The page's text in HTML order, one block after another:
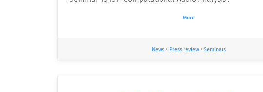
More
News • Press review • Seminars